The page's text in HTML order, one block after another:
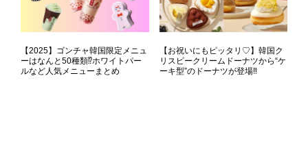
【2025】ゴンチャ韓国限定メニュ
ーはなんと50種類⁉ホワイトパー
ルなど人気メニューまとめ
【お祝いにもピッタリ♡】韓国ク
リスピークリームドーナツから“ケ
ーキ型”のドーナツが登場‼